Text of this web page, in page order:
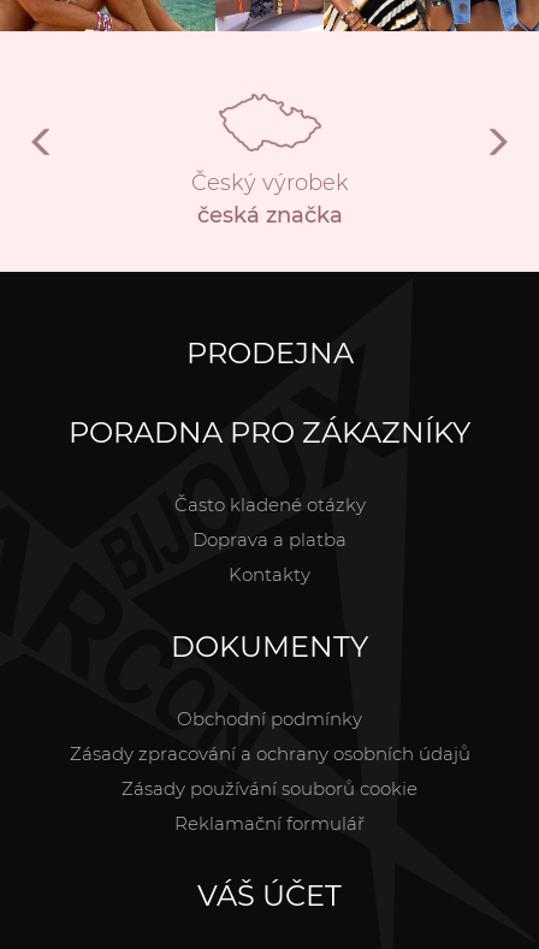
Český výrobek
česká značka
PRODEJNA
PORADNA PRO ZÁKAZNÍKY
Často kladené otázky
Doprava a platba
Kontakty
DOKUMENTY
Obchodní podmínky
Zásady zpracování a ochrany osobních údajů
Zásady používání souborů cookie
Reklamační formulář
VÁŠ ÚČET